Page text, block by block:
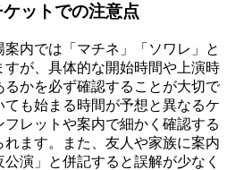
ットでの注意点
内では「マチネ」「ソワレ」と
が、具体的な開始時間や上演時
かを必ず確認することが大切で
も始まる時間が予想と異なるケ
レットや案内で細かく確認する
ます。また、友人や家族に案内
演」と併記すると誤解が少なく